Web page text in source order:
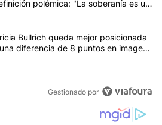
polémica: "La soberanía es un
con el título "Encuesta: Patricia
Bullrich queda mejor posicionada
diferencia de 8 puntos en imagen
Gestionado por